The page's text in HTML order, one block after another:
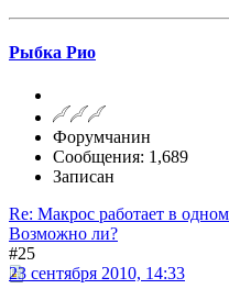
Рыбка Рио
Форумчанин
Сообщения: 1,689
Записан
Re: Макрос работает в
Возможно ли?
#25
23 сентября 2010, 14:33